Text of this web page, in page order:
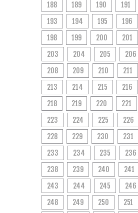
188
189 190 191
193
194 195 196
198
199 200 201
203
204 205 206
208
209 210 211
213
214 215 216
218
219 220 221
223
224 225 226
228
229 230 231
233
234 235 236
238
239 240 241
243
244 245 246
248
249 250 251